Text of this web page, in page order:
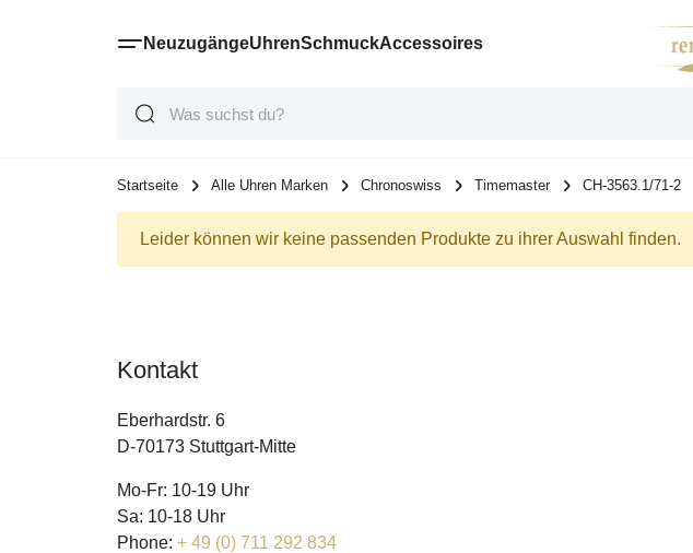
NeuzugängeUhrenSchmuckAccessoires
Startseite Alle Uhren Marken Chronoswiss Timemaster CH-3563.1/71-2
Leider können wir keine passenden Produkte zu ihrer Auswahl finden.
Kontakt
Eberhardstr. 6
D-70173 Stuttgart-Mitte
Mo-Fr: 10-19 Uhr
Sa: 10-18 Uhr
Phone: + 49 (0) 711 292 834